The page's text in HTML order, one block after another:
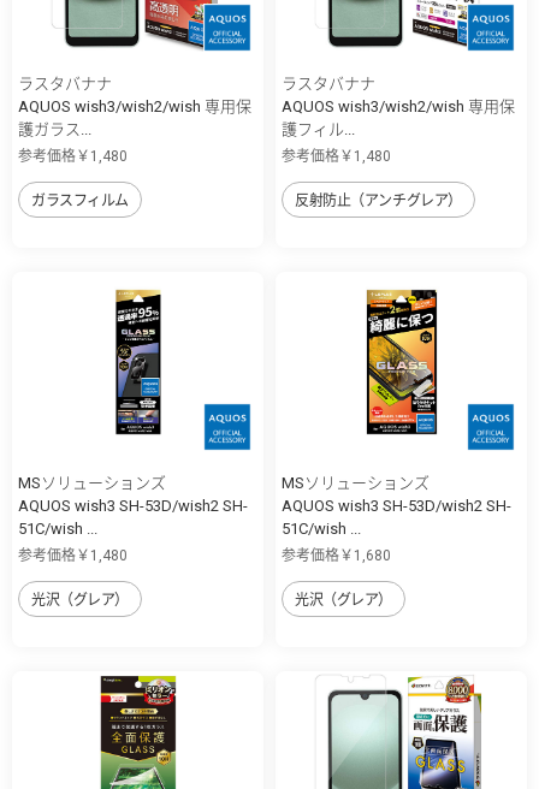
ラスタバナナ
AQUOS wish3/wish2/wish 専用保
護ガラス...
参考価格￥1,480
ガラスフィルム
ラスタバナナ
AQUOS wish3/wish2/wish 専用保
護フィル...
参考価格￥1,480
反射防止（アンチグレア）
MSソリューションズ
AQUOS wish3 SH-53D/wish2 SH-
51C/wish ...
参考価格￥1,480
光沢（グレア）
MSソリューションズ
AQUOS wish3 SH-53D/wish2 SH-
51C/wish ...
参考価格￥1,680
光沢（グレア）